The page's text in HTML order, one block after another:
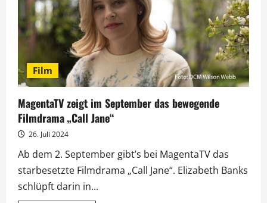
Film
MagentaTV zeigt im September das bewegende
Filmdrama „Call Jane“
26. Juli 2024
Ab dem 2. September gibt’s bei MagentaTV das
starbesetzte Filmdrama „Call Jane“. Elizabeth Banks
schlüpft darin in...